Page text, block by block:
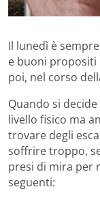
Il lunedì è
e buoni propositi
poi, nel corso
Quando si decide
livello fisico ma
trovare degli
soffrire troppo,
presi di mira per
seguenti: